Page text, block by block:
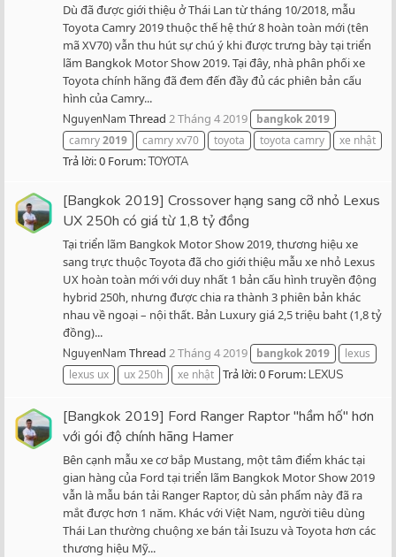
Dù đã được giới thiệu ở Thái Lan từ tháng 10/2018, mẫu
Toyota Camry 2019 thuộc thế hệ thứ 8 hoàn toàn mới (tên
mã XV70) vẫn thu hút sự chú ý khi được trưng bày tại triển
lãm Bangkok Motor Show 2019. Tại đây, nhà phân phối xe
Toyota chính hãng đã đem đến đầy đủ các phiên bản cấu
hình của Camry...
NguyenNam Thread 2 Tháng 4 2019 bangkok2019
camry2019 camry xv70 toyota toyota camry xe nhật
Trả lời: 0 Forum:TOYOTA
[Bangkok 2019] Crossover hạng sang cỡ nhỏ Lexus
UX 250h có giá từ 1,8 tỷ đồng
Tại triển lãm Bangkok Motor Show 2019, thương hiệu xe
sang trực thuộc Toyota đã cho giới thiệu mẫu xe nhỏ Lexus
UX hoàn toàn mới với duy nhất 1 bản cấu hình truyền động
hybrid 250h, nhưng được chia ra thành 3 phiên bản khác
nhau về ngoại – nội thất. Bản Luxury giá 2,5 triệu baht (1,8 tỷ
đồng)...
NguyenNam Thread 2 Tháng 4 2019 bangkok2019
lexus
lexus ux
ux 250h xe nhật Trả lời: 0 Forum:LEXUS
[Bangkok 2019] Ford Ranger Raptor "hầm hố" hơn
với gói độ chính hãng Hamer
Bên cạnh mẫu xe cơ bắp Mustang, một tâm điểm khác tại
gian hàng của Ford tại triển lãm Bangkok Motor Show 2019
vẫn là mẫu bán tải Ranger Raptor, dù sản phẩm này đã ra
mắt được hơn 1 năm. Khác với Việt Nam, người tiêu dùng
Thái Lan thường chuộng xe bán tải Isuzu và Toyota hơn các
thương hiệu Mỹ...